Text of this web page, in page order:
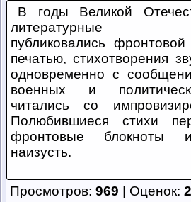
В годы Великой
литературные
публиковались
печатью, стихотворения
одновременно с
военных и
читались со
Полюбившиеся стихи
фронтовые блокноты и
наизусть.
Просмотров: 969 | Оценок: